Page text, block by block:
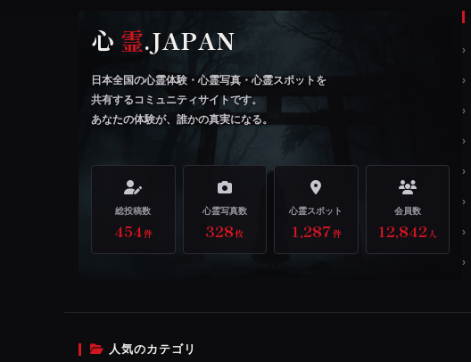
心 霊.JAPAN
日本全国の心霊体験・心霊写真・心霊スポットを
共有するコミュニティサイトです。
あなたの体験が、誰かの真実になる。
総投稿数
454件
心霊写真数
328枚
心霊スポット
1,287件
会員数
12,842 人
人気のカテゴリ